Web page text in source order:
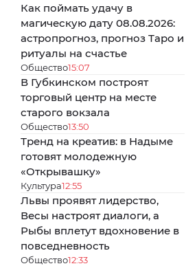
Как поймать удачу в
магическую дату 08.08.2026:
астропрогноз, прогноз Таро и
ритуалы на счастье
Общество15:07
В Губкинском построят
торговый центр на месте
старого вокзала
Общество13:50
Тренд на креатив: в Надыме
готовят молодежную
«Открывашку»
Культура12:55
Львы проявят лидерство,
Весы настроят диалоги, а
Рыбы вплетут вдохновение в
повседневность
Общество12:33